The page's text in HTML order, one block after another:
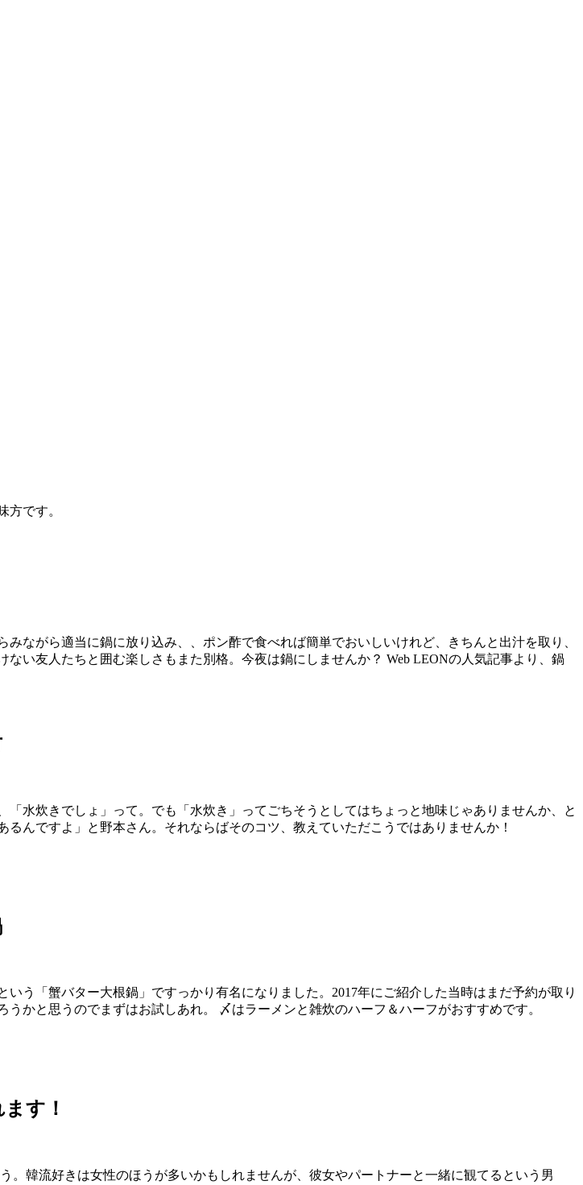
です。
ながら適当に鍋に放り込み、、ポン酢で食べれば簡単でおいしいけれど、きちんと出汁を取り、
い友人たちと囲む楽しさもまた別格。今夜は鍋にしませんか？ Web LEONの人気記事より、鍋
水炊きでしょ」って。でも「水炊き」ってごちそうとしてはちょっと地味じゃありませんか、と
んですよ」と野本さん。それならばそのコツ、教えていただこうではありませんか！
う「蟹バター大根鍋」ですっかり有名になりました。2017年にご紹介した当時はまだ予約が取り
かと思うのでまずはお試しあれ。 〆はラーメンと雑炊のハーフ＆ハーフがおすすめです。
す！
。韓流好きは女性のほうが多いかもしれませんが、彼女やパートナーと一緒に観てるという男